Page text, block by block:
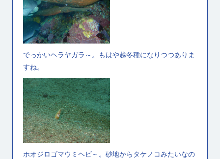
でっかいヘラヤガラ～。もはや越冬種になりつつありま
すね。
ホオジロゴマウミヘビ～。砂地からタケノコみたいなの